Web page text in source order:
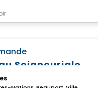
Seigneuriale